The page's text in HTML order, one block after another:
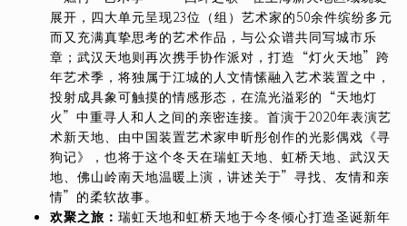
展开，四大单元呈现23位（组）艺术家的50余件缤纷多元
而又充满真挚思考的艺术作品，与公众谱共同写城市乐
章；武汉天地则再次携手协作派对，打造“灯火天地”跨
年艺术季，将独属于江城的人文情愫融入艺术装置之中，
投射成具象可触摸的情感形态，在流光溢彩的“天地灯
火”中重寻人和人之间的亲密连接。首演于2020年表演艺
术新天地、由中国装置艺术家申昕彤创作的光影偶戏《寻
狗记》，也将于这个冬天在瑞虹天地、虹桥天地、武汉天
地、佛山岭南天地温暖上演，讲述关于”寻找、友情和亲
情”的柔软故事。
欢聚之旅： 瑞虹天地和虹桥天地于今冬倾心打造圣诞新年